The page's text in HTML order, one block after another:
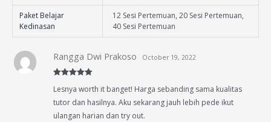
Paket Belajar
Kedinasan
12 Sesi Pertemuan, 20 Sesi Pertemuan,
40 Sesi Pertemuan
of 5
Rangga Dwi Prakoso October 19, 2022
Lesnya worth it banget! Harga sebanding sama kualitas
tutor dan hasilnya. Aku sekarang jauh lebih pede ikut
ulangan harian dan try out.